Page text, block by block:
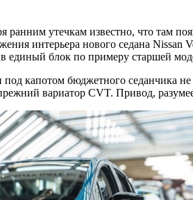
утечкам известно, что там
интерьера нового седана
единый блок по примеру старшей
капотом бюджетного седанчика
вариатор CVT. Привод,